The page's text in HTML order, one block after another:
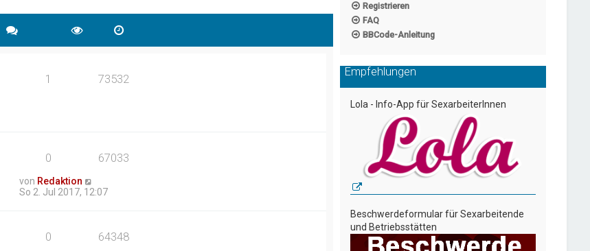
1 73532
0 67033
von Redaktion
So 2. Jul 2017, 12:07
0 64348
Registrieren
FAQ
BBCode-Anleitung
Empfehlungen
Lola - Info-App für SexarbeiterInnen
Beschwerdeformular für Sexarbeitende
und Betriebsstätten